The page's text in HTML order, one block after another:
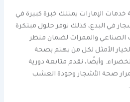
الإمارات يمتلك خبرة كبيرة في
في البدع، كذلك نوفر حلول مبتكرة
والممرات لضمان منظر
الأمثل لكل من يهتم بصحة
وأيضًا، نقدم متابعة دورية
صحة الأشجار وجودة العشب